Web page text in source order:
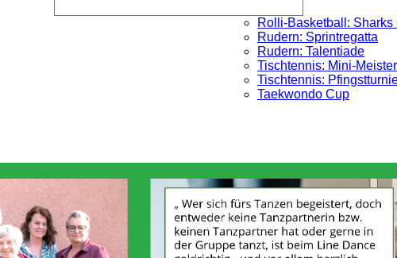
Rolli-Basketball: Sharks
Rudern: Sprintregatta
Rudern: Talentiade
Tischtennis: Mini-
Tischtennis:
Taekwondo Cup